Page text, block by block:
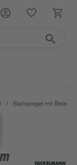
/ Badspiegel mit